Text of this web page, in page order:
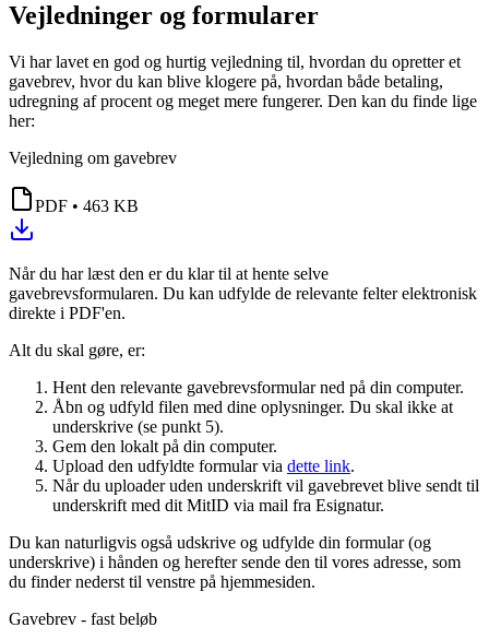
Vejledninger og formularer
Vi har lavet en god og hurtig vejledning til, hvordan du opretter et
gavebrev, hvor du kan blive klogere på, hvordan både betaling,
udregning af procent og meget mere fungerer. Den kan du finde lige
her:
Vejledning om gavebrev
PDF • 463 KB
Når du har læst den er du klar til at hente selve
gavebrevsformularen. Du kan udfylde de relevante felter elektronisk
direkte i PDF'en.
Alt du skal gøre, er:
Hent den relevante gavebrevsformular ned på din computer.
Åbn og udfyld filen med dine oplysninger. Du skal ikke at
underskrive (se punkt 5).
Gem den lokalt på din computer.
Upload den udfyldte formular via dette link.
Når du uploader uden underskrift vil gavebrevet blive sendt til
underskrift med dit MitID via mail fra Esignatur.
Du kan naturligvis også udskrive og udfylde din formular (og
underskrive) i hånden og herefter sende den til vores adresse, som
du finder nederst til venstre på hjemmesiden.
Gavebrev - fast beløb